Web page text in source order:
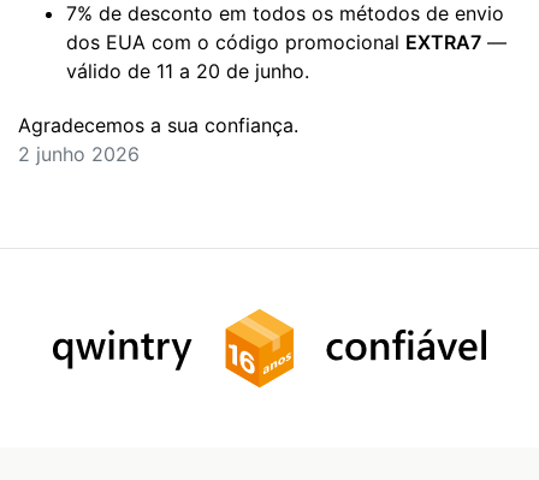
7% de desconto em todos os métodos de envio
dos EUA com o código promocional EXTRA7 —
válido de 11 a 20 de junho.
Agradecemos a sua confiança.
2 junho 2026